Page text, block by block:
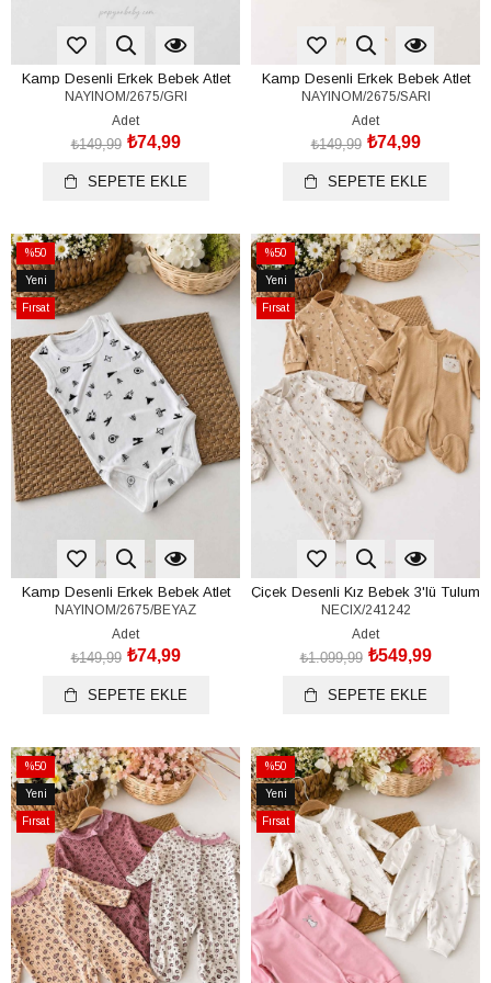
Kamp Desenli Erkek Bebek Atlet
Çıtçıtlı Badi (%100 Pamuk)(6-9/9-
12/12-18/18-24 Ay)
NAYINOM/2675/GRI
Adet
₺74,99
₺149,99
SEPETE EKLE
Kamp Desenli Erkek Bebek Atlet
Çıtçıtlı Badi (%100 Pamuk)(6-9/9-
12/12-18/18-24 Ay)
NAYINOM/2675/SARI
Adet
₺74,99
₺149,99
SEPETE EKLE
%50
İndirim
%50İndirim
Yeni
Ürün
Fırsat
Kamp Desenli Erkek Bebek Atlet
Çıtçıtlı Badi (%100 Pamuk)(6-9/9-
12/12-18/18-24 Ay)
NAYINOM/2675/BEYAZ
Adet
₺74,99
₺149,99
SEPETE EKLE
%50
İndirim
%50İndirim
Yeni
Ürün
Fırsat
Ürünü
Çiçek Desenli Kız Bebek 3'lü Tulum
Seti (%100 Pamuk)(0-3/3-6 Ay)
NECIX/241242
Adet
₺549,99
₺1.099,99
SEPETE EKLE
%50
İndirim
%50İndirim
Yeni
Ürün
Fırsat
Ürünü
%50
İndirim
%50İndirim
Yeni
Ürün
Fırsat
Ürünü